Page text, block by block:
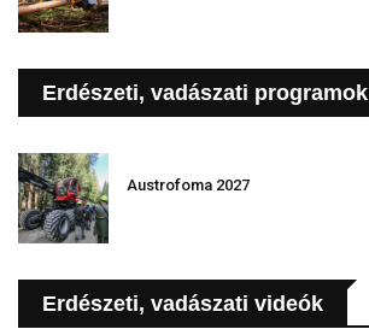
Erdészeti, vadászati programok
Austrofoma 2027
Erdészeti, vadászati videók